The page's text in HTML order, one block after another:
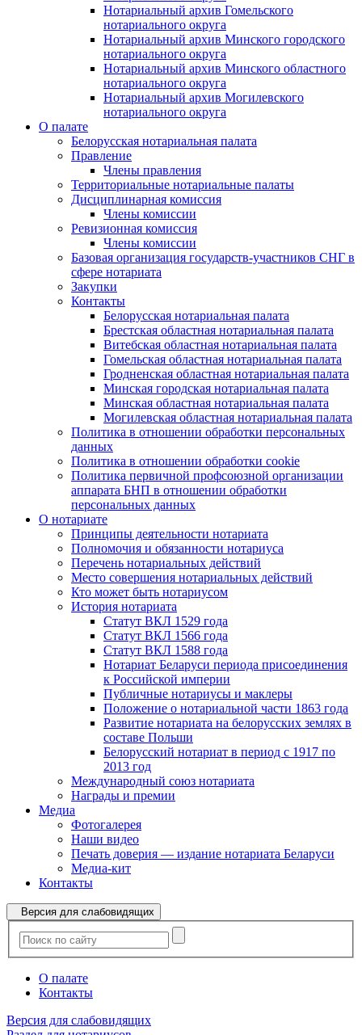
Нотариальный архив Гомельского
нотариального округа
Нотариальный архив Минского городского
нотариального округа
Нотариальный архив Минского областного
нотариального округа
Нотариальный архив Могилевского
нотариального округа
О палате
Белорусская нотариальная палата
Правление
Члены правления
Территориальные нотариальные палаты
Дисциплинарная комиссия
Члены комиссии
Ревизионная комиссия
Члены комиссии
Базовая организация государств-участников СНГ в
сфере нотариата
Закупки
Контакты
Белорусская нотариальная палата
Брестская областная нотариальная палата
Витебская областная нотариальная палата
Гомельская областная нотариальная палата
Гродненская областная нотариальная палата
Минская городская нотариальная палата
Минская областная нотариальная палата
Могилевская областная нотариальная палата
Политика в отношении обработки персональных
данных
Политика в отношении обработки cookie
Политика первичной профсоюзной организации
аппарата БНП в отношении обработки
персональных данных
О нотариате
Принципы деятельности нотариата
Полномочия и обязанности нотариуса
Перечень нотариальных действий
Место совершения нотариальных действий
Кто может быть нотариусом
История нотариата
Статут ВКЛ 1529 года
Статут ВКЛ 1566 года
Статут ВКЛ 1588 года
Нотариат Беларуси периода присоединения
к Российской империи
Публичные нотариусы и маклеры
Положение о нотариальной части 1863 года
Развитие нотариата на белорусских землях в
составе Польши
Белорусский нотариат в период с 1917 по
2013 год
Международный союз нотариата
Награды и премии
Медиа
Фотогалерея
Наши видео
Печать доверия — издание нотариата Беларуси
Медиа-кит
Контакты
Версия для слабовидящих
О палате
Контакты
Версия для слабовидящих